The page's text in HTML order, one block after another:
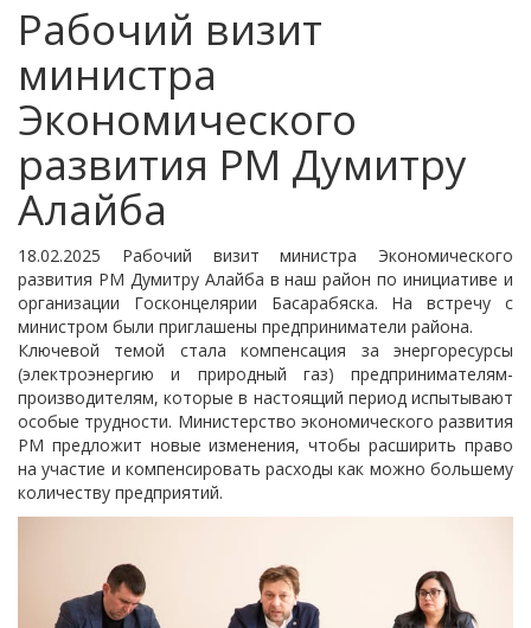
Рабочий визит
министра
Экономического
развития РМ Думитру
Алайба
18.02.2025 Рабочий визит министра Экономического
развития РМ Думитру Алайба в наш район по инициативе и
организации Госконцелярии Басарабяска. На встречу с
министром были приглашены предприниматели района.
Ключевой темой стала компенсация за энергоресурсы
(электроэнергию и природный газ) предпринимателям-
производителям, которые в настоящий период испытывают
особые трудности. Министерство экономического развития
РМ предложит новые изменения, чтобы расширить право
на участие и компенсировать расходы как можно большему
количеству предприятий.